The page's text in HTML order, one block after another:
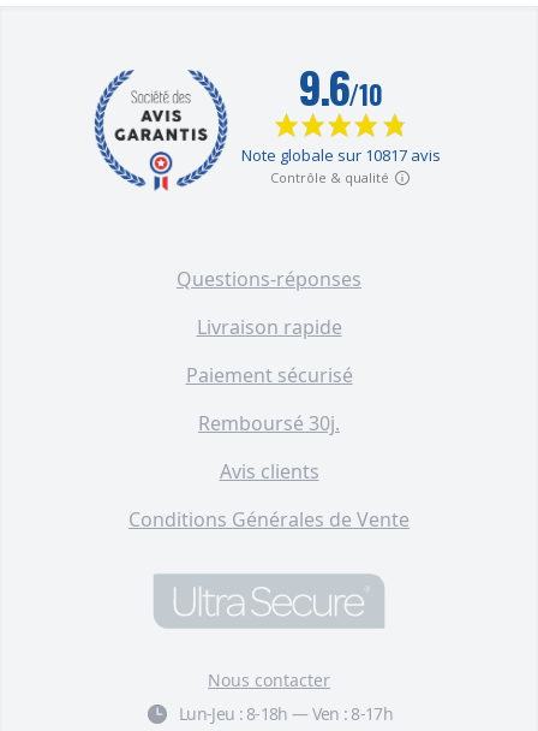
Questions-réponses
Livraison rapide
Paiement sécurisé
Remboursé 30j.
Avis clients
Conditions Générales de Vente
Nous contacter
Lun-Jeu : 8-18h —Ven : 8-17h